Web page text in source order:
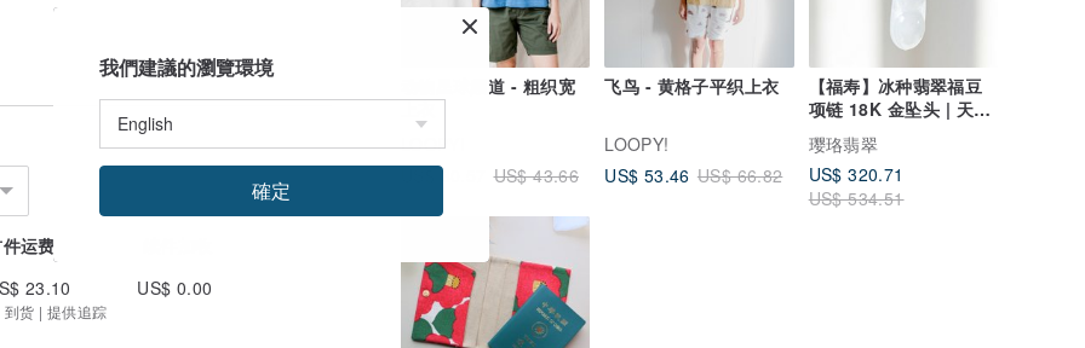
动物星球频道 - 粗织宽
LOOPY!
US$ 30.57
US$ 43.66
飞鸟 - 黄格子平织上衣
LOOPY!
US$ 53.46 US$ 66.82
【福寿】冰种翡翠福豆
项链 18K 金坠头 | 天然
缅甸 A 货翡翠 | 送礼
璎珞翡翠
US$ 320.71
US$ 534.51
运费
23.10
US$ 0.00
货 | 提供追踪
我們建議的瀏覽環境
確定